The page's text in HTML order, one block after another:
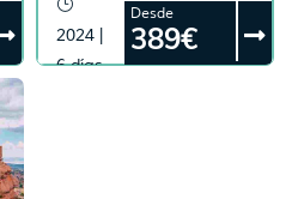
SANTUARIO DE LA VIRGEN
DE MERITXELL
2024 |
6 días
Desde
389€